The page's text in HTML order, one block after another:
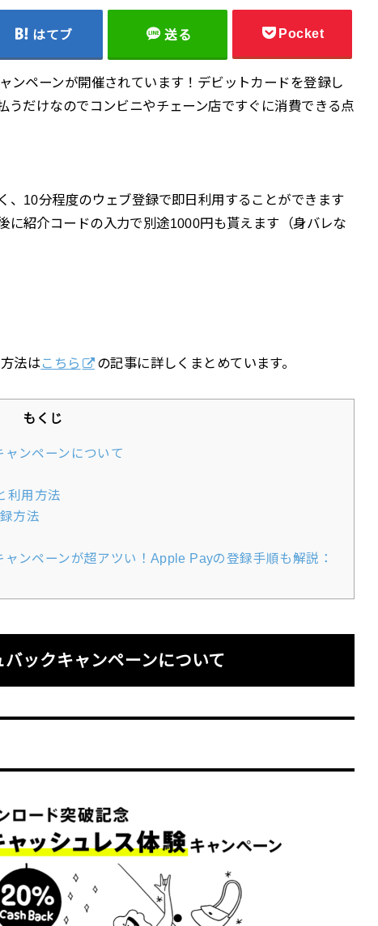
はてブ 送る Pocket
ンペーンが開催されています！デビットカードを登録し
だけなのでコンビニやチェーン店ですぐに消費できる点
、10分程度のウェブ登録で即日利用することができます
に紹介コードの入力で別途1000円も貰えます（身バレな
法はこちら の記事に詳しくまとめています。
もくじ
ンペーンについて
利用方法
方法
ンペーンが超アツい！Apple Payの登録手順も解説：
ックキャンペーンについて